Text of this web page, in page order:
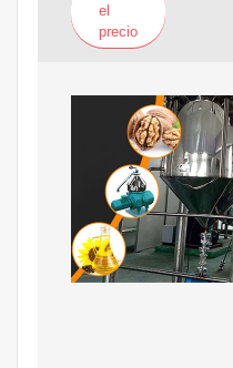
el
precio